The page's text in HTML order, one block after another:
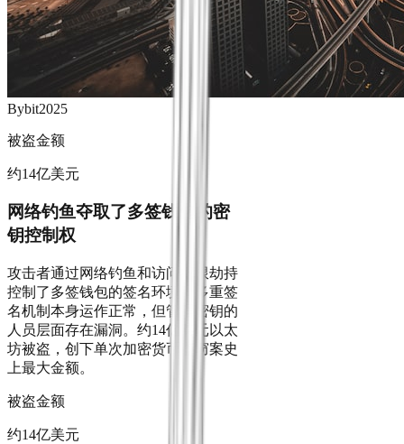
Bybit2025
被盗金额
约14亿美元
网络钓鱼夺取了多签钱包的密
钥控制权
攻击者通过网络钓鱼和访问权限劫持
控制了多签钱包的签名环境。多重签
名机制本身运作正常，但管理密钥的
人员层面存在漏洞。约14亿美元以太
坊被盗，创下单次加密货币盗窃案史
上最大金额。
被盗金额
约14亿美元